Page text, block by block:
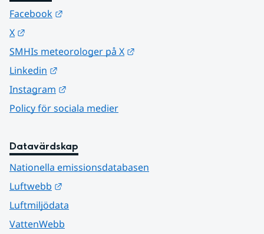
Facebook
X
SMHIs meteorologer på X
Linkedin
Instagram
Policy för sociala medier
Datavärdskap
Nationella emissionsdatabasen
Luftwebb
Luftmiljödata
VattenWebb